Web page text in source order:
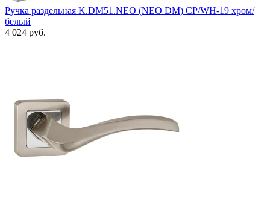
Ручка раздельная K.DM51.NEO (NEO DM) CP/WH-19 хром/
белый
4 024 руб.